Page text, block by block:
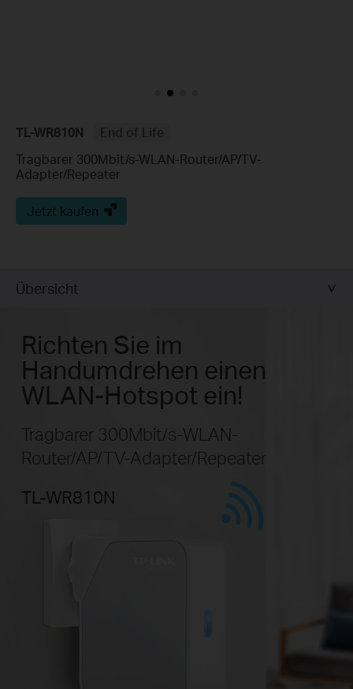
TL-WR810N
End of Life
Tragbarer 300Mbit/s-WLAN-Router/AP/TV-
Adapter/Repeater
Jetzt kaufen
Übersicht
Richten Sie im
Handumdrehen einen
WLAN-Hotspot ein!
Tragbarer 300Mbit/s-WLAN-
Router/AP/TV-Adapter/Repeater
TL-WR810N